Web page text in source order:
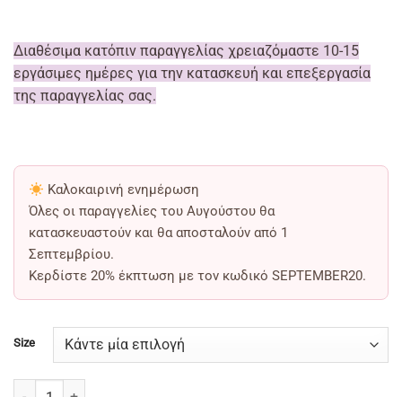
Διαθέσιμα κατόπιν παραγγελίας χρειαζόμαστε 10-15
εργάσιμες ημέρες για την κατασκευή και επεξεργασία
της παραγγελίας σας.
Καλοκαιρινή ενημέρωση
Όλες οι παραγγελίες του Αυγούστου θα
κατασκευαστούν και θα αποσταλούν από 1
Σεπτεμβρίου.
Κερδίστε 20% έκπτωση με τον κωδικό SEPTEMBER20.
Size
Oxford shoes Two Tone For Woman -Zina- ποσότητα